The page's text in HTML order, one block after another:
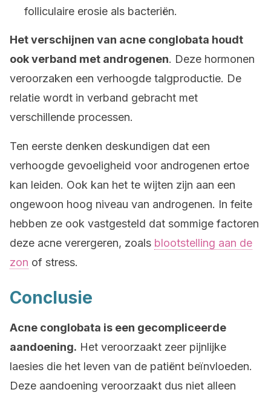
folliculaire erosie als bacteriën.
Het verschijnen van acne conglobata houdt
ook verband met androgenen. Deze hormonen
veroorzaken een verhoogde talgproductie. De
relatie wordt in verband gebracht met
verschillende processen.
Ten eerste denken deskundigen dat een
verhoogde gevoeligheid voor androgenen ertoe
kan leiden. Ook kan het te wijten zijn aan een
ongewoon hoog niveau van androgenen. In feite
hebben ze ook vastgesteld dat sommige factoren
deze acne verergeren, zoals blootstelling aan de
zon of stress.
Conclusie
Acne conglobata is een gecompliceerde
aandoening. Het veroorzaakt zeer pijnlijke
laesies die het leven van de patiënt beïnvloeden.
Deze aandoening veroorzaakt dus niet alleen